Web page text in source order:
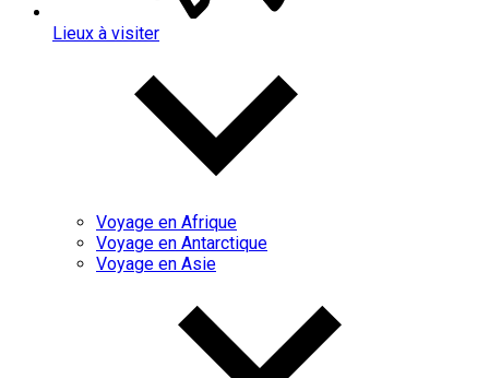
Lieux à visiter
Voyage en Afrique
Voyage en Antarctique
Voyage en Asie